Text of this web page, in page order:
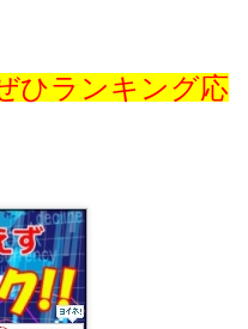
ひランキング応